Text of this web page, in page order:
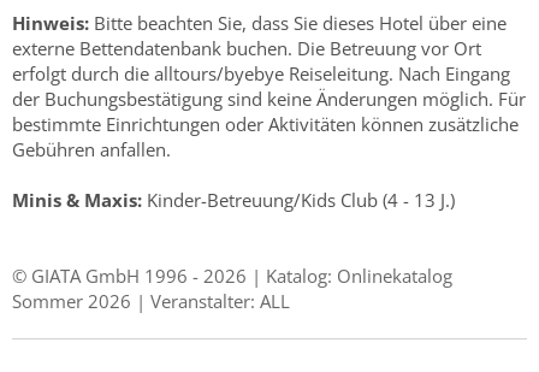
Hinweis: Bitte beachten Sie, dass Sie dieses Hotel über eine
externe Bettendatenbank buchen. Die Betreuung vor Ort
erfolgt durch die alltours/byebye Reiseleitung. Nach Eingang
der Buchungsbestätigung sind keine Änderungen möglich. Für
bestimmte Einrichtungen oder Aktivitäten können zusätzliche
Gebühren anfallen.
Minis & Maxis: Kinder-Betreuung/Kids Club (4 - 13 J.)
© GIATA GmbH 1996 - 2026 | Katalog: Onlinekatalog
Sommer 2026 | Veranstalter: ALL